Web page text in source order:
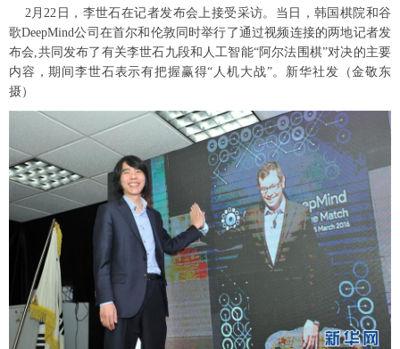
2月22日，李世石在记者发布会上接受采访。当日，韩国棋院和谷
歌DeepMind公司在首尔和伦敦同时举行了通过视频连接的两地记者发
布会,共同发布了有关李世石九段和人工智能“阿尔法围棋”对决的主要
内容，期间李世石表示有把握赢得“人机大战”。新华社发（金敬东
摄）